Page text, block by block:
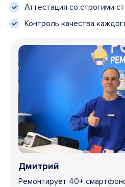
Аттестация со строгими
Контроль качества
Дмитрий
Ремонтирует 40+